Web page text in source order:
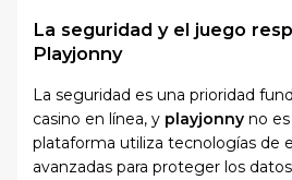
La seguridad y el juego
Playjonny
La seguridad es una prioridad
casino en línea, y playjonnyno es
plataforma utiliza tecnologías de
avanzadas para proteger los